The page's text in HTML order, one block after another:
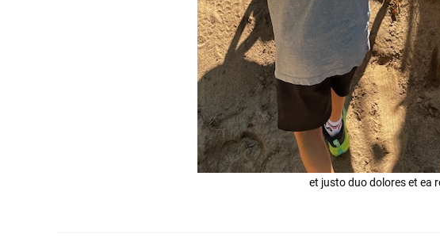
et justo duo dolores et ea